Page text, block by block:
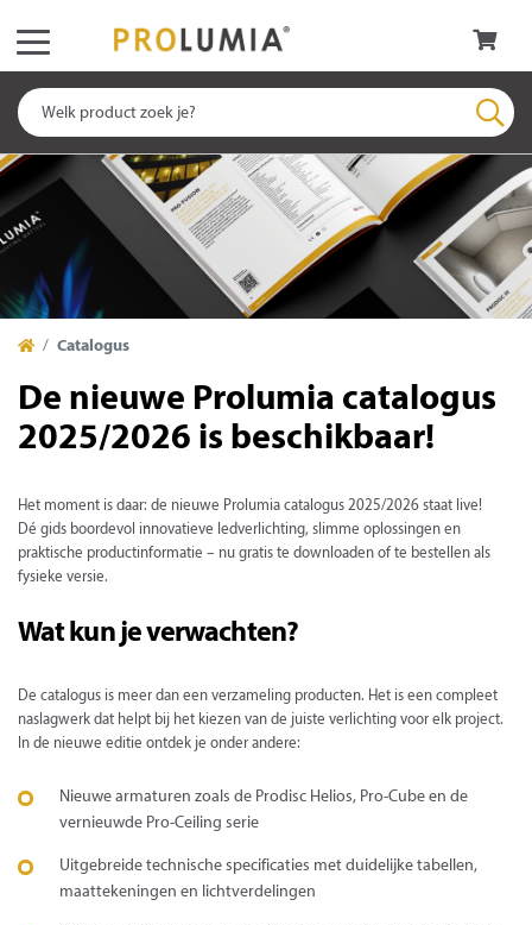
Catalogus
De nieuwe Prolumia catalogus
2025/2026 is beschikbaar!
Het moment is daar: de nieuwe Prolumia catalogus 2025/2026 staat live!
Dé gids boordevol innovatieve ledverlichting, slimme oplossingen en
praktische productinformatie – nu gratis te downloaden of te bestellen als
fysieke versie.
Wat kun je verwachten?
De catalogus is meer dan een verzameling producten. Het is een compleet
naslagwerk dat helpt bij het kiezen van de juiste verlichting voor elk project.
In de nieuwe editie ontdek je onder andere:
Nieuwe armaturen zoals de Prodisc Helios, Pro-Cube en de
vernieuwde Pro-Ceiling serie
Uitgebreide technische specificaties met duidelijke tabellen,
maattekeningen en lichtverdelingen